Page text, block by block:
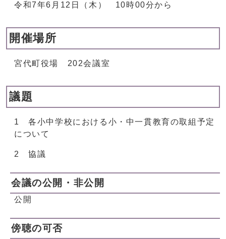
令和7年6月12日（木） 10時00分から
開催場所
宮代町役場 202会議室
議題
1 各小中学校における小・中一貫教育の取組予定
について
2 協議
会議の公開・非公開
公開
傍聴の可否